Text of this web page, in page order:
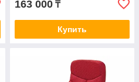
163 000 ₸
Купить